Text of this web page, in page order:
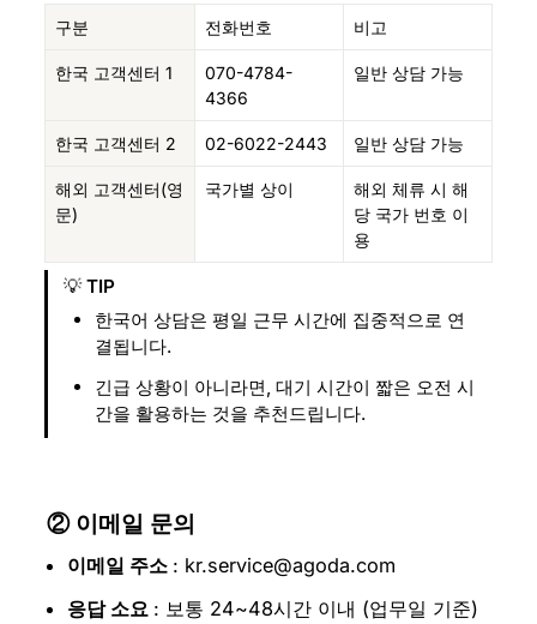
구분 전화번호 비고
한국 고객센터 1
070-4784-
4366
일반 상담 가능
한국 고객센터 2 02-6022-2443 일반 상담 가능
해외 고객센터(영
문)
국가별 상이
해외 체류 시 해
당 국가 번호 이
용
💡 TIP
한국어 상담은 평일 근무 시간에 집중적으로 연
결됩니다.
긴급 상황이 아니라면, 대기 시간이 짧은 오전 시
간을 활용하는 것을 추천드립니다.
② 이메일 문의
이메일 주소 : kr.service@agoda.com
응답 소요 : 보통 24~48시간 이내 (업무일 기준)